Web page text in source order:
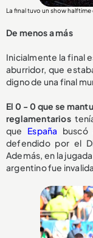
La final tuvo un show halftime
De menos a más
Inicialmente la final
aburridor, que
digno de una final
El 0 - 0 que se
reglamentarios
que España
defendido por el
Además, en la
argentino fue